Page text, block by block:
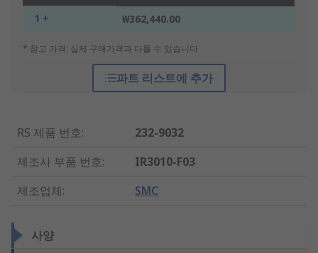
1 + ₩362,440.00
* 참고 가격: 실제 구매가격과 다를 수 있습니다
파트 리스트에 추가
RS 제품 번호:
232-9032
제조사 부품 번호:
IR3010-F03
제조업체: SMC
사양